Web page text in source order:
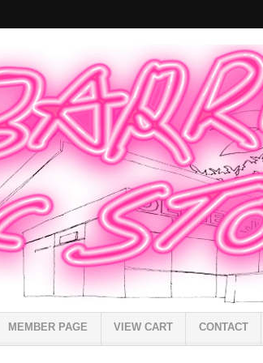
MEMBER PAGE VIEW CART CONTACT